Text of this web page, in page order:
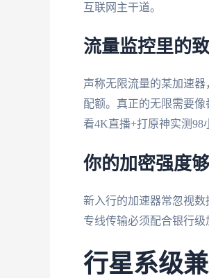
互联网主干道。
流量监控里的
声称无限流量的某加速
配额。真正的无限需要
看4K直播+打原神实测98
你的加密强度
新入行的加速器常忽视数
专线传输必须配合银行级
行星系级